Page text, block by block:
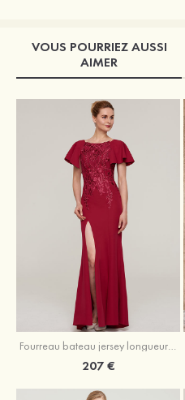
VOUS POURRIEZ AUSSI
AIMER
207 €